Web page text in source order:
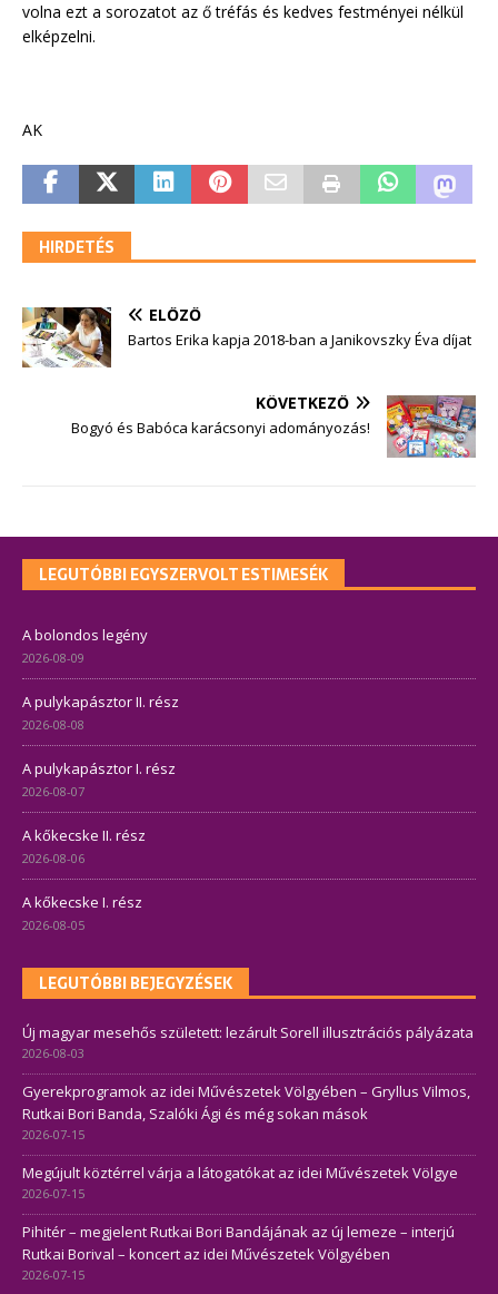
volna ezt a sorozatot az ő tréfás és kedves festményei nélkül
elképzelni.
AK
HIRDETÉS
ELŐZŐ
Bartos Erika kapja 2018-ban a Janikovszky Éva díjat
KÖVETKEZŐ
Bogyó és Babóca karácsonyi adományozás!
LEGUTÓBBI EGYSZERVOLT ESTIMESÉK
A bolondos legény
2026-08-09
A pulykapásztor II. rész
2026-08-08
A pulykapásztor I. rész
2026-08-07
A kőkecske II. rész
2026-08-06
A kőkecske I. rész
2026-08-05
LEGUTÓBBI BEJEGYZÉSEK
Új magyar mesehős született: lezárult Sorell illusztrációs pályázata
2026-08-03
Gyerekprogramok az idei Művészetek Völgyében – Gryllus Vilmos,
Rutkai Bori Banda, Szalóki Ági és még sokan mások
2026-07-15
Megújult köztérrel várja a látogatókat az idei Művészetek Völgye
2026-07-15
Pihitér – megjelent Rutkai Bori Bandájának az új lemeze – interjú
Rutkai Borival – koncert az idei Művészetek Völgyében
2026-07-15